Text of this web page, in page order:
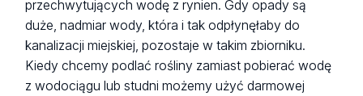
przechwytujących wodę z rynien. Gdy opady są
duże, nadmiar wody, która i tak odpłynęłaby do
kanalizacji miejskiej, pozostaje w takim zbiorniku.
Kiedy chcemy podlać rośliny zamiast pobierać wodę
z wodociągu lub studni możemy użyć darmowej